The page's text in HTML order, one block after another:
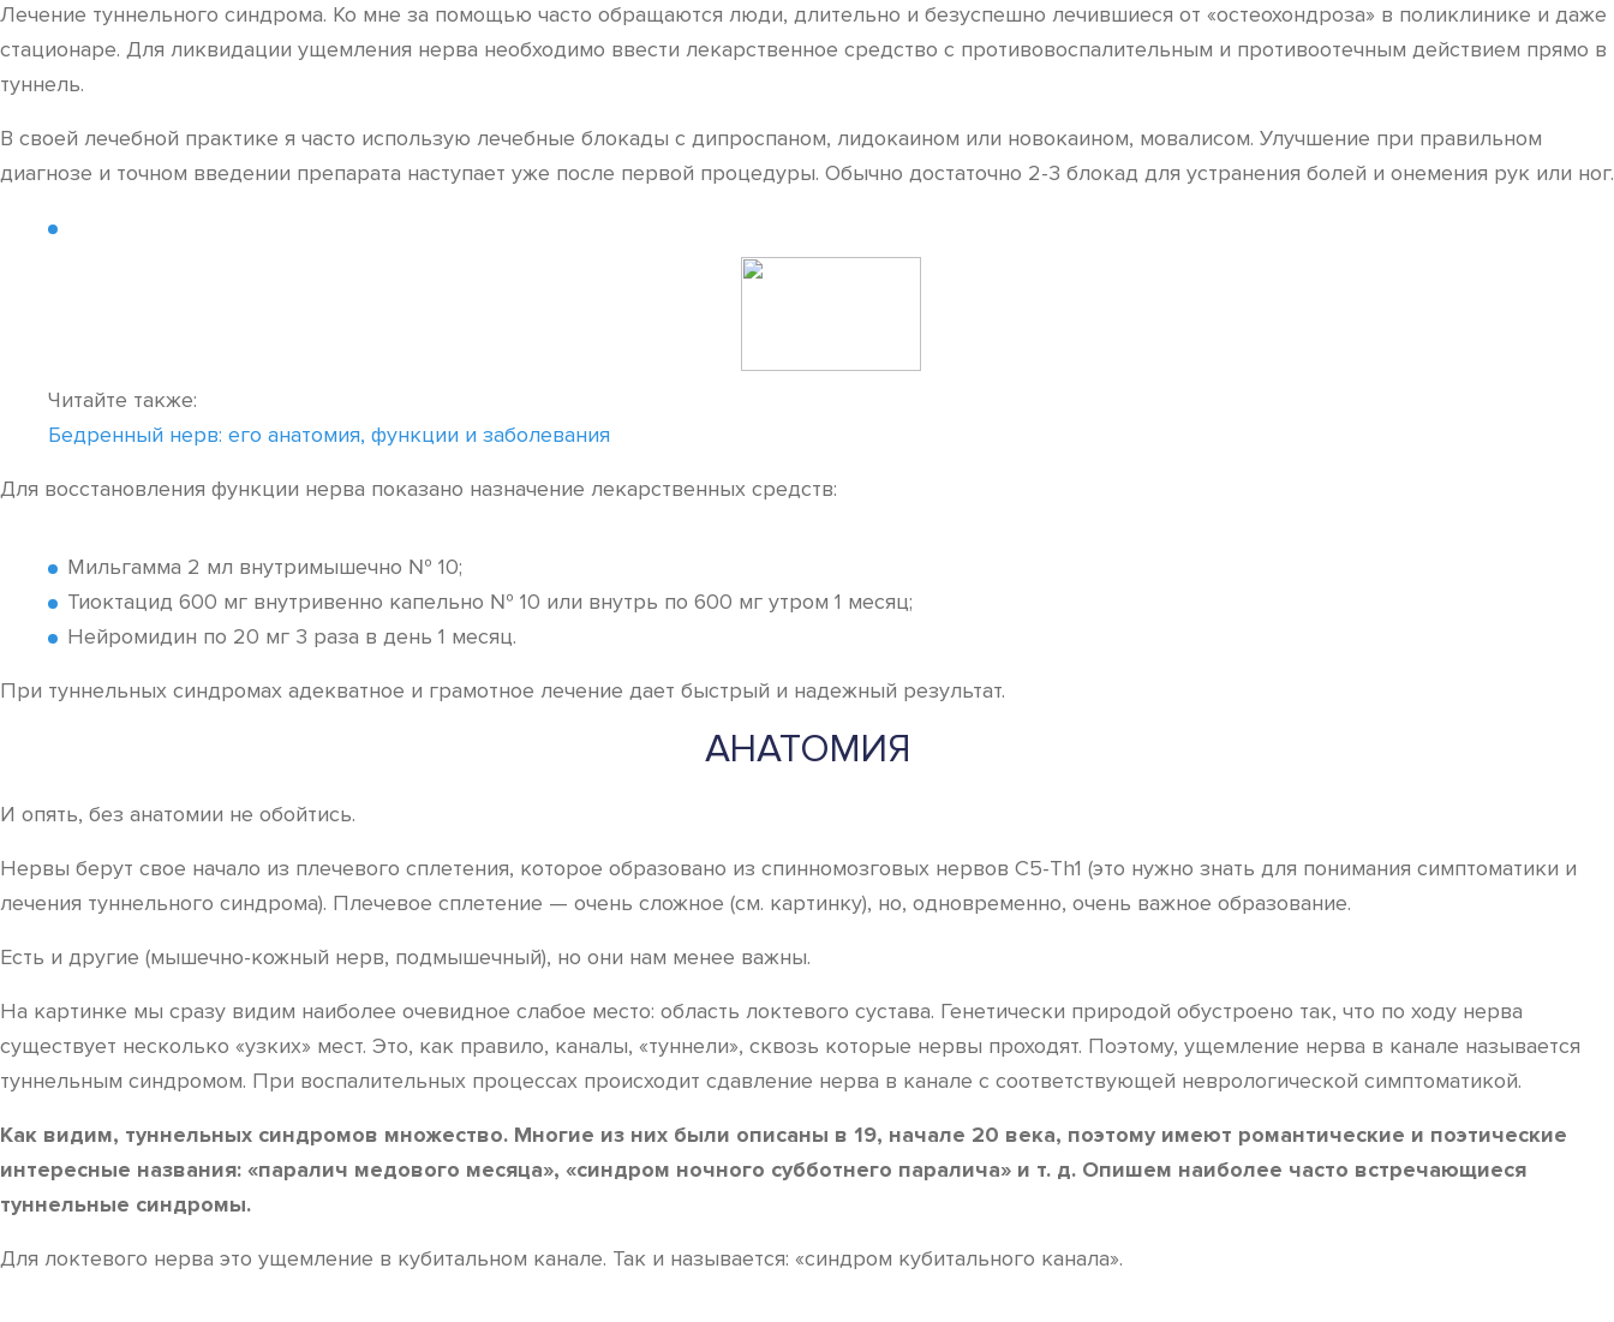
Лечение туннельного синдрома. Ко мне за помощью часто обращаются люди, длительно и безуспешно лечившиеся от «остеохондроза» в поликлинике и даже
стационаре. Для ликвидации ущемления нерва необходимо ввести лекарственное средство с противовоспалительным и противоотечным действием прямо в
туннель.
В своей лечебной практике я часто использую лечебные блокады с дипроспаном, лидокаином или новокаином, мовалисом. Улучшение при правильном
диагнозе и точном введении препарата наступает уже после первой процедуры. Обычно достаточно 2-3 блокад для устранения болей и онемения рук или ног.
Читайте также:
Бедренный нерв: его анатомия, функции и заболевания
Для восстановления функции нерва показано назначение лекарственных средств:
Мильгамма 2 мл внутримышечно № 10;
Тиоктацид 600 мг внутривенно капельно № 10 или внутрь по 600 мг утром 1 месяц;
Нейромидин по 20 мг 3 раза в день 1 месяц.
При туннельных синдромах адекватное и грамотное лечение дает быстрый и надежный результат.
АНАТОМИЯ
И опять, без анатомии не обойтись.
Нервы берут свое начало из плечевого сплетения, которое образовано из спинномозговых нервов С5-Th1 (это нужно знать для понимания симптоматики и
лечения туннельного синдрома). Плечевое сплетение — очень сложное (см. картинку), но, одновременно, очень важное образование.
Есть и другие (мышечно-кожный нерв, подмышечный), но они нам менее важны.
На картинке мы сразу видим наиболее очевидное слабое место: область локтевого сустава. Генетически природой обустроено так, что по ходу нерва
существует несколько «узких» мест. Это, как правило, каналы, «туннели», сквозь которые нервы проходят. Поэтому, ущемление нерва в канале называется
туннельным синдромом. При воспалительных процессах происходит сдавление нерва в канале с соответствующей неврологической симптоматикой.
Как видим, туннельных синдромов множество. Многие из них были описаны в 19, начале 20 века, поэтому имеют романтические и поэтические
интересные названия: «паралич медового месяца», «синдром ночного субботнего паралича» и т. д. Опишем наиболее часто встречающиеся
туннельные синдромы.
Для локтевого нерва это ущемление в кубитальном канале. Так и называется: «синдром кубитального канала».